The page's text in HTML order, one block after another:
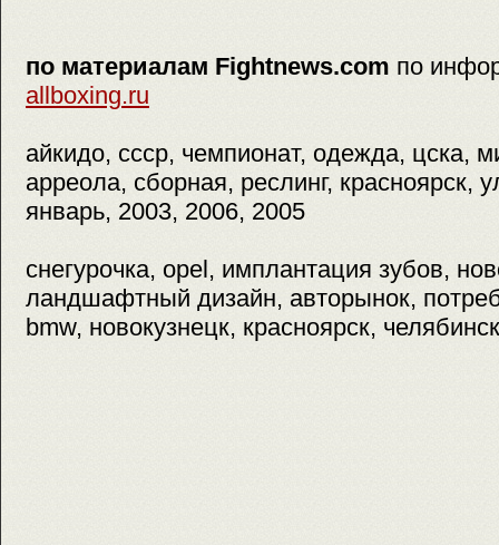
по материалам Fightnews.com по
allboxing.ru
айкидо, ссср, чемпионат, одежда, цска,
арреола, сборная, реслинг, красноярск,
январь, 2003, 2006, 2005
снегурочка, opel, имплантация зубов,
ландшафтный дизайн, авторынок,
bmw, новокузнецк, красноярск, челябинск